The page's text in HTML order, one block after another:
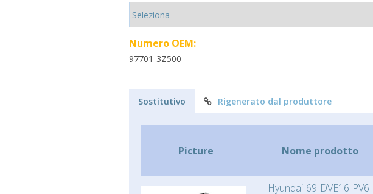
Numero OEM:
97701-3Z500
Sostitutivo Rigenerato dal produttore
Picture Nome prodotto
Hyundai-69-DVE16-PV6-